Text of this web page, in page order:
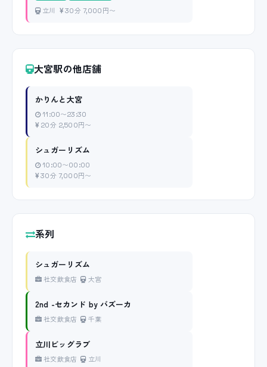
立川 30分 7,000円〜
大宮駅の他店舗
かりんと大宮
11:00〜23:30
20分 2,500円〜
シュガーリズム
10:00〜00:00
30分 7,000円〜
系列
シュガーリズム
社交飲食店 大宮
2nd -セカンド by バズーカ
社交飲食店 千葉
立川ビッグラブ
社交飲食店 立川